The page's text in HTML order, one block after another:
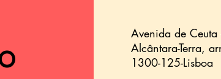
Avenida de Ceuta
Alcântara-Terra,
1300-125-Lisboa